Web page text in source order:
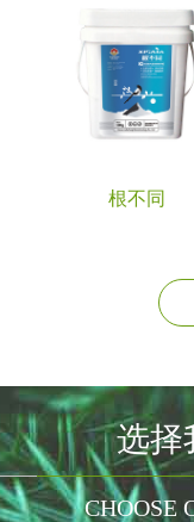
根不同
选择
CHOOSE